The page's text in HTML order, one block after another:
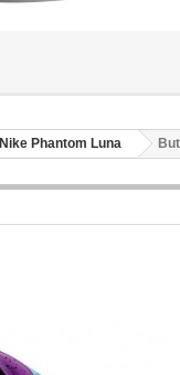
Nike Phantom Luna